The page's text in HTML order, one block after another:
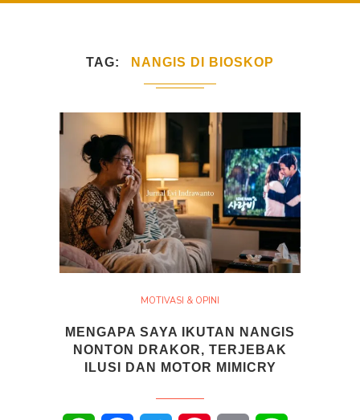
TAG NANGIS DI BIOSKOP
MOTIVASI & OPINI
MENGAPA SAYA IKUTAN NANGIS
NONTON DRAKOR, TERJEBAK
ILUSI DAN MOTOR MIMICRY